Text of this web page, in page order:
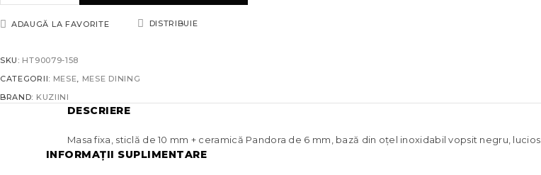
ADAUGĂ LA FAVORITE DISTRIBUIE
SKU: HT90079-158
CATEGORII: MESE
MESE DINING
BRAND: KUZIINI
DESCRIERE
Masa fixa, sticlă de 10 mm + ceramică Pandora de 6 mm, bază din oțel inoxidabil vopsit negru, lucios.
INFORMAȚII SUPLIMENTARE